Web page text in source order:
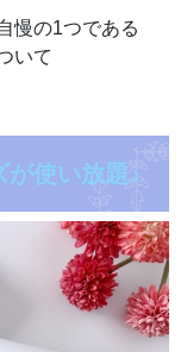
慢の1つである
いて
使い放題♪